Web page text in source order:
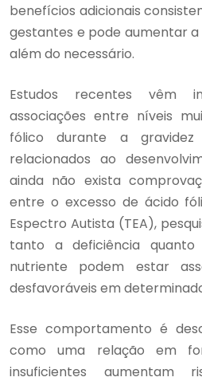
benefícios adicionais
gestantes e pode aumentar
além do necessário.
Estudos recentes vêm
associações entre níveis
fólico durante a gravidez
relacionados ao
ainda não exista
entre o excesso de ácido
Espectro Autista (TEA),
tanto a deficiência quanto
nutriente podem estar
desfavoráveis em
Esse comportamento é
como uma relação em
insuficientes aumentam